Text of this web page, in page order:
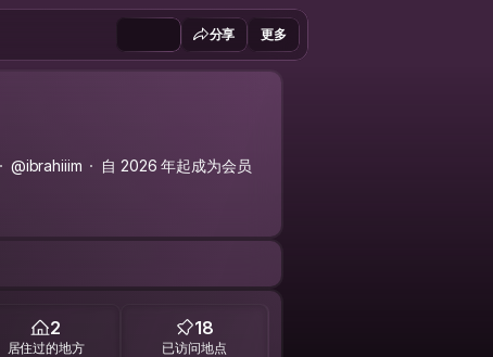
分享 更多
@ibrahiiim 自 2026 年起成为会员
2
居住过的地方
18
已访问地点